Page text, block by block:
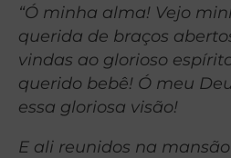
“Ó minha alma! Vejo
querida de braços
vindas ao glorioso
querido bebê! Ó meu
essa gloriosa visão!
E ali reunidos na